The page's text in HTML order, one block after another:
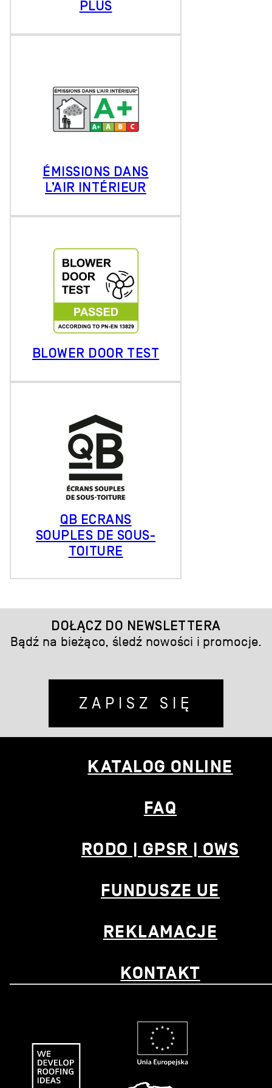
PLUS
ÉMISSIONS DANS
L’AIR INTÉRIEUR
BLOWER DOOR TEST
QB ECRANS
SOUPLES DE SOUS-
TOITURE
DOŁĄCZ DO NEWSLETTERA
Bądź na bieżąco, śledź nowości i promocje.
ZAPISZ SIĘ
KATALOG ONLINE
FAQ
RODO | GPSR | OWS
FUNDUSZE UE
REKLAMACJE
KONTAKT